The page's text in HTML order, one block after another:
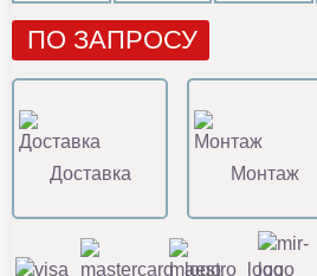
ПО ЗАПРОСУ
Доставка Монтаж